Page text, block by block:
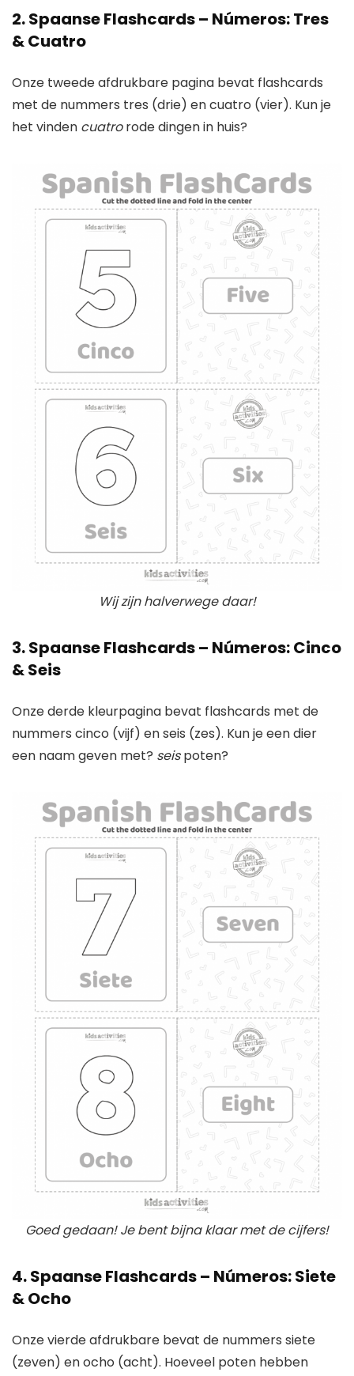
2. Spaanse Flashcards – Números: Tres
& Cuatro
Onze tweede afdrukbare pagina bevat flashcards
met de nummers tres (drie) en cuatro (vier). Kun je
het vinden cuatrorode dingen in huis?
Wij zijn halverwege daar!
3. Spaanse Flashcards – Números: Cinco
& Seis
Onze derde kleurpagina bevat flashcards met de
nummers cinco (vijf) en seis (zes). Kun je een dier
een naam geven met? seispoten?
Goed gedaan! Je bent bijna klaar met de cijfers!
4. Spaanse Flashcards – Números: Siete
& Ocho
Onze vierde afdrukbare bevat de nummers siete
(zeven) en ocho (acht). Hoeveel poten hebben